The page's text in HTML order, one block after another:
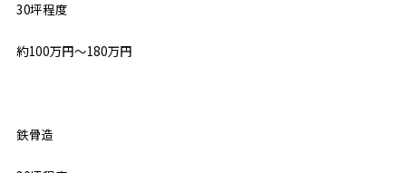
30坪程度
約100万円〜180万円
鉄骨造